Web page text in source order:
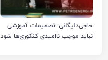
حاجی‌دلیگانی: تصمیمات آموزشی
نباید موجب ناامیدی کنکوری‌ها شود